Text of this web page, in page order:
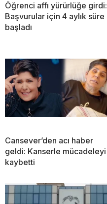
Öğrenci affı yürürlüğe girdi:
Başvurular için 4 aylık süre
başladı
Cansever’den acı haber
geldi: Kanserle mücadeleyi
kaybetti